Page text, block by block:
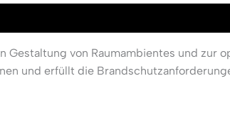
von Raumambientes und zur
und erfüllt die